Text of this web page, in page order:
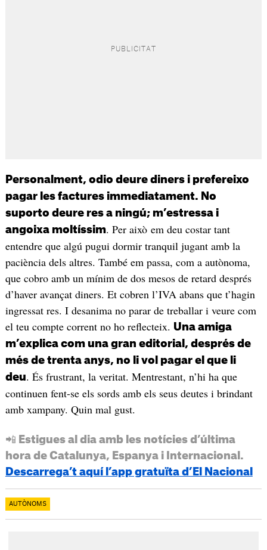
Personalment, odio deure diners i prefereixo
pagar les factures immediatament. No
suporto deure res a ningú; m’estressa i
angoixa moltíssim. Per això em deu costar tant
entendre que algú pugui dormir tranquil jugant amb la
paciència dels altres. També em passa, com a autònoma,
que cobro amb un mínim de dos mesos de retard després
d’haver avançat diners. Et cobren l’IVA abans que t’hagin
ingressat res. I desanima no parar de treballar i veure com
el teu compte corrent no ho reflecteix. Una amiga
m’explica com una gran editorial, després de
més de trenta anys, no li vol pagar el que li
deu. És frustrant, la veritat. Mentrestant, n’hi ha que
continuen fent-se els sords amb els seus deutes i brindant
amb xampany. Quin mal gust.
📲 Estigues al dia amb les notícies d’última
hora de Catalunya, Espanya i Internacional.
Descarrega’t aquí l’app gratuïta d’El Nacional
AUTÒNOMS